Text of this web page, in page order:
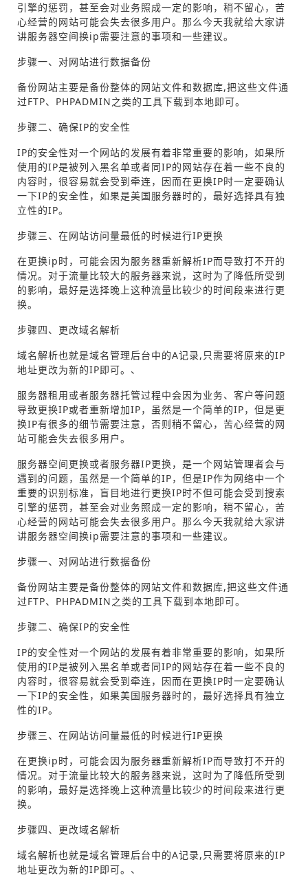
引擎的惩罚，甚至会对业务照成一定的影响，稍不留心，苦
心经营的网站可能会失去很多用户。那么今天我就给大家讲
讲服务器空间换ip需要注意的事项和一些建议。
步骤一、对网站进行数据备份
备份网站主要是备份整体的网站文件和数据库,把这些文件通
过FTP、PHPADMIN之类的工具下载到本地即可。
步骤二、确保IP的安全性
IP的安全性对一个网站的发展有着非常重要的影响，如果所
使用的IP是被列入黑名单或者同IP的网站存在着一些不良的
内容时，很容易就会受到牵连，因而在更换IP时一定要确认
一下IP的安全性，如果是美国服务器时的，最好选择具有独
立性的IP。
步骤三、在网站访问量最低的时候进行IP更换
在更换ip时，可能会因为服务器重新解析IP而导致打不开的
情况。对于流量比较大的服务器来说，这时为了降低所受到
的影响，最好是选择晚上这种流量比较少的时间段来进行更
换。
步骤四、更改域名解析
域名解析也就是域名管理后台中的A记录,只需要将原来的IP
地址更改为新的IP即可。、
服务器租用或者服务器托管过程中会因为业务、客户等问题
导致更换IP或者重新增加IP，虽然是一个简单的IP，但是更
换IP有很多的细节需要注意，否则稍不留心，苦心经营的网
站可能会失去很多用户。
服务器空间更换或者服务器IP更换，是一个网站管理者会与
遇到的问题，虽然是一个简单的IP，但是IP作为网络中一个
重要的识别标准，盲目地进行更换IP时不但可能会受到搜索
引擎的惩罚，甚至会对业务照成一定的影响，稍不留心，苦
心经营的网站可能会失去很多用户。那么今天我就给大家讲
讲服务器空间换ip需要注意的事项和一些建议。
步骤一、对网站进行数据备份
备份网站主要是备份整体的网站文件和数据库,把这些文件通
过FTP、PHPADMIN之类的工具下载到本地即可。
步骤二、确保IP的安全性
IP的安全性对一个网站的发展有着非常重要的影响，如果所
使用的IP是被列入黑名单或者同IP的网站存在着一些不良的
内容时，很容易就会受到牵连，因而在更换IP时一定要确认
一下IP的安全性，如果美国服务器时的，最好选择具有独立
性的IP。
步骤三、在网站访问量最低的时候进行IP更换
在更换ip时，可能会因为服务器重新解析IP而导致打不开的
情况。对于流量比较大的服务器来说，这时为了降低所受到
的影响，最好是选择晚上这种流量比较少的时间段来进行更
换。
步骤四、更改域名解析
域名解析也就是域名管理后台中的A记录,只需要将原来的IP
地址更改为新的IP即可。、